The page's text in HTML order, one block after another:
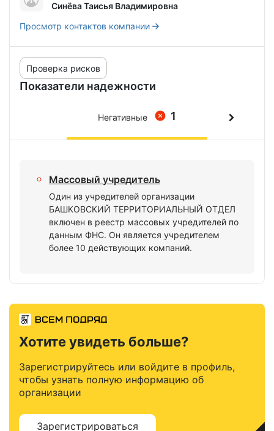
Синёва Таисья Владимировна
Просмотр контактов компании
Показатели надежности
Проверка рисков
1
Негативные
Массовый учредитель
Один из учредителей организации
БАШКОВСКИЙ ТЕРРИТОРИАЛЬНЫЙ ОТДЕЛ
включен в реестр массовых учредителей по
данным ФНС. Он является учредителем
более 10 действующих компаний.
Хотите увидеть больше?
Зарегистрируйтесь или войдите в профиль,
чтобы узнать полную информацию об
организации
Зарегистрироваться